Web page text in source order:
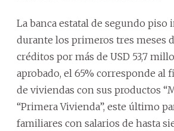
La banca estatal de segundo piso
durante los primeros tres meses
créditos por más de USD 53,7
aprobado, el 65% corresponde al
de viviendas con sus productos
“Primera Vivienda”, este último
familiares con salarios de hasta